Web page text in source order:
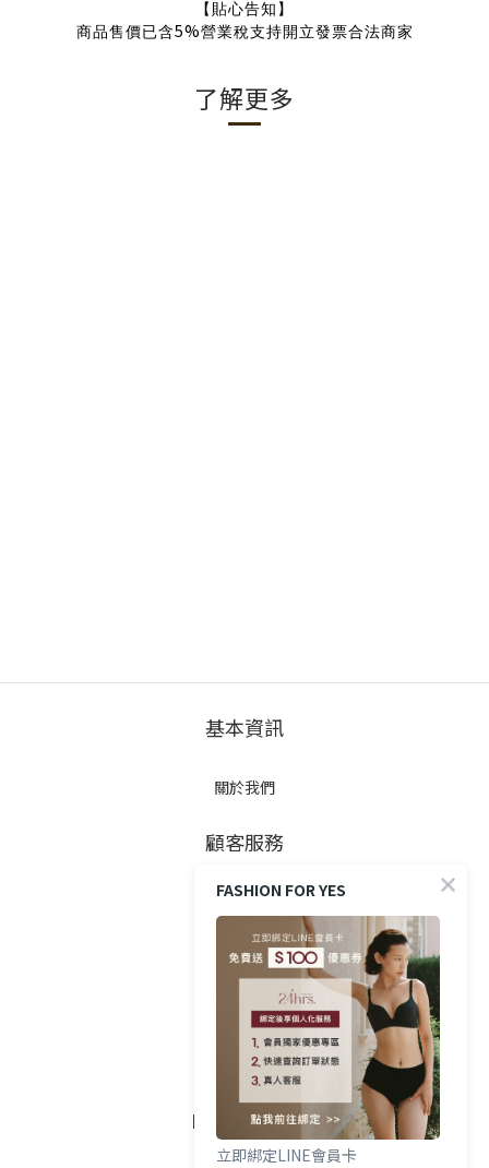
【貼心告知】
商品售價已含5%營業稅支持開立發票合法商家
了解更多
基本資訊
關於我們
顧客服務
防詐提醒
購買方式
政策與條款
隱私權政策
FOLLOW US
FASHION FOR YES
立即綁定LINE會員卡